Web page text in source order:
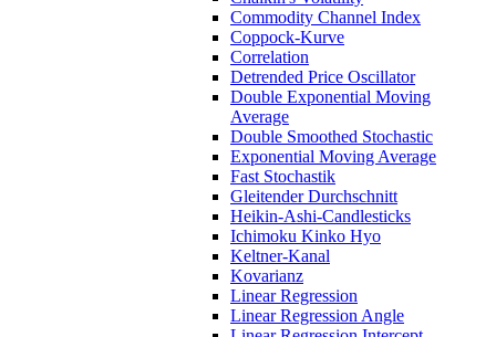
Commodity Channel Index
Coppock-Kurve
Correlation
Detrended Price Oscillator
Double Exponential Moving
Average
Double Smoothed Stochastic
Exponential Moving Average
Fast Stochastik
Gleitender Durchschnitt
Heikin-Ashi-Candlesticks
Ichimoku Kinko Hyo
Keltner-Kanal
Kovarianz
Linear Regression
Linear Regression Angle